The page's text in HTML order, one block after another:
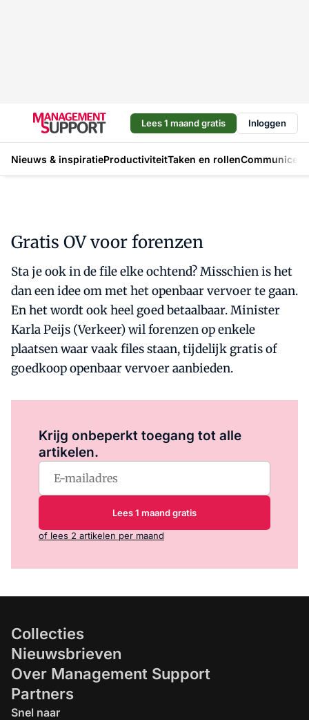
Lees 1 maand gratis Inloggen
Nieuws & inspiratieProductiviteitTaken en rollen
Gratis OV voor forenzen
Sta je ook in de file elke ochtend? Misschien is het
dan een idee om met het openbaar vervoer te gaan.
En het wordt ook heel goed betaalbaar. Minister
Karla Peijs (Verkeer) wil forenzen op enkele
plaatsen waar vaak files staan, tijdelijk gratis of
goedkoop openbaar vervoer aanbieden.
Krijg onbeperkt toegang tot alle
artikelen.
Lees 1 maand gratis
of lees 2 artikelen per maand
Collecties
Nieuwsbrieven
Over Management Support
Partners
Snel naar